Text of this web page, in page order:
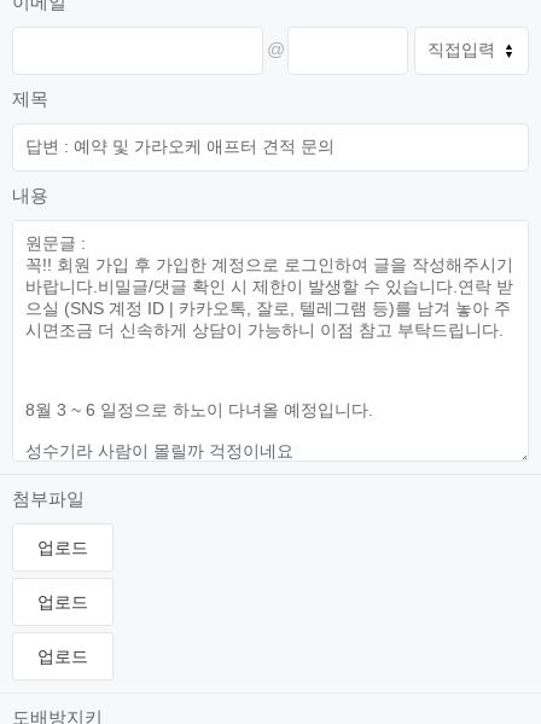
@
제목
내용
첨부파일
업로드
업로드
업로드
도배방지키